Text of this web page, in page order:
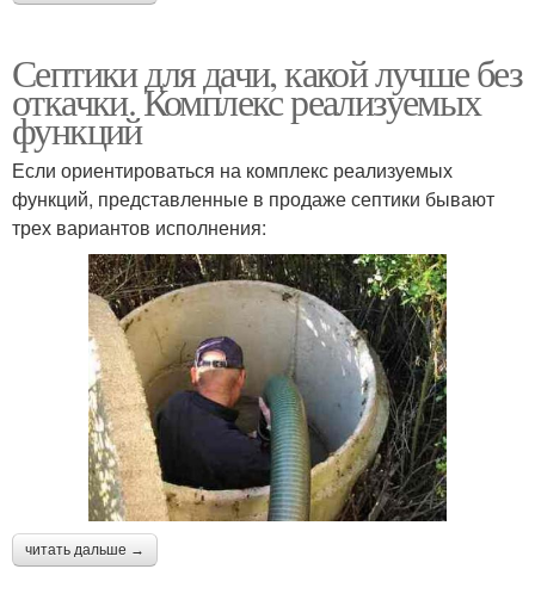
Септики для дачи, какой лучше без
откачки. Комплекс реализуемых
функций
Если ориентироваться на комплекс реализуемых
функций, представленные в продаже септики бывают
трех вариантов исполнения:
читать дальше →